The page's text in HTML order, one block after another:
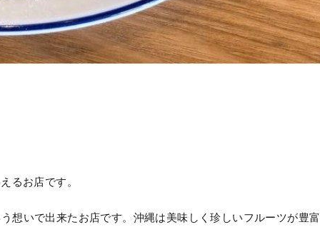
るお店です。
想いで出来たお店です。沖縄は美味しく珍しいフルーツが豊富